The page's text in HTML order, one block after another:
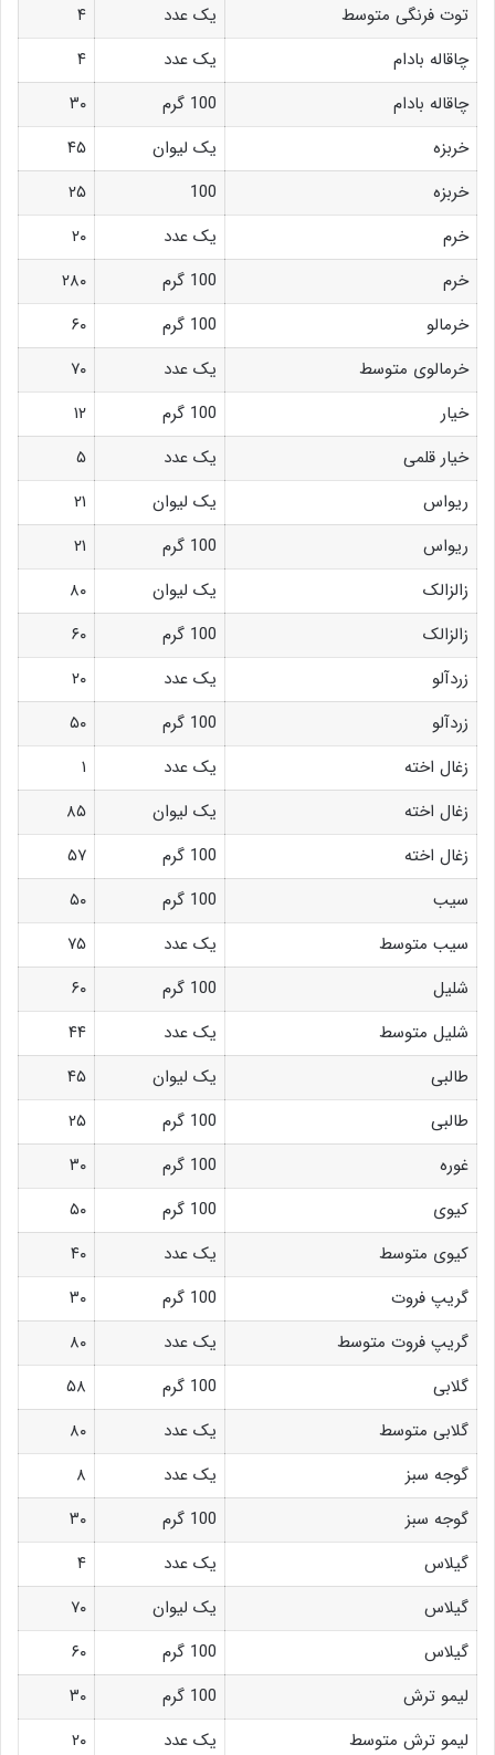
توت فرنگی متوسط
یک عدد
۴
چاقاله بادام
یک عدد
۴
چاقاله بادام
100 گرم
۳۰
خربزه
یک لیوان
۴۵
خربزه
100
۲۵
خرم
یک عدد
۲۰
خرم
100 گرم
۲۸۰
خرمالو
100 گرم
۶۰
خرمالوی متوسط
یک عدد
۷۰
خیار
100 گرم
۱۲
خیار قلمی
یک عدد
۵
ریواس
یک لیوان
۲۱
ریواس
100 گرم
۲۱
زالزالک
یک لیوان
۸۰
زالزالک
100 گرم
۶۰
زردآلو
یک عدد
۲۰
زردآلو
100 گرم
۵۰
زغال اخته
یک عدد
۱
زغال اخته
یک لیوان
۸۵
زغال اخته
100 گرم
۵۷
سیب
100 گرم
۵۰
سیب متوسط
یک عدد
۷۵
شلیل
100 گرم
۶۰
شلیل متوسط
یک عدد
۴۴
طالبی
یک لیوان
۴۵
طالبی
100 گرم
۲۵
غوره
100 گرم
۳۰
کیوی
100 گرم
۵۰
کیوی متوسط
یک عدد
۴۰
گریپ فروت
100 گرم
۳۰
گریپ فروت متوسط
یک عدد
۸۰
گلابی
100 گرم
۵۸
گلابی متوسط
یک عدد
۸۰
گوجه سبز
یک عدد
۸
گوجه سبز
100 گرم
۳۰
گیلاس
یک عدد
۴
گیلاس
یک لیوان
۷۰
گیلاس
100 گرم
۶۰
لیمو ترش
100 گرم
۳۰
لیمو ترش متوسط
یک عدد
۲۰